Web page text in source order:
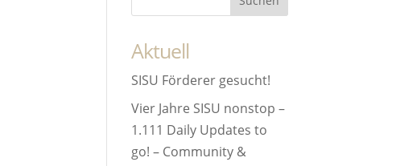
Aktuell
SISU Förderer gesucht!
Vier Jahre SISU nonstop –
1.111 Daily Updates to
go! – Community &